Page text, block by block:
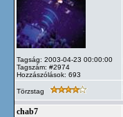
Tagság: 2003-04-23 00:00:00
Tagszám: #2974
Hozzászólások: 693
Törzstag
chab7